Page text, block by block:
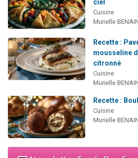
ciel
Cuisine
Murielle
Recette :
mousseline
citronné
Cuisine
Murielle
Recette :
Cuisine
Murielle